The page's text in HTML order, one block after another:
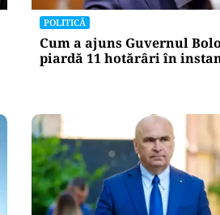
POLITICĂ
Cum a ajuns Guvernul
piardă 11 hotărâri în